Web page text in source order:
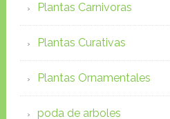
Plantas Carnivoras
Plantas Curativas
Plantas Ornamentales
poda de arboles